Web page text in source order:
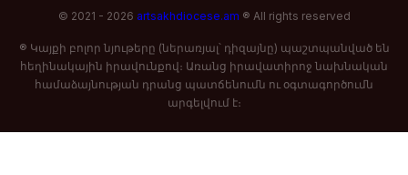
© 2021 - 2026 artsakhdiocese.am ® All rights reserved
® Կայքի բոլոր նյութերը (ներառյալ՝ դիզայնը) պաշտպանված են
հեղինակային իրավունքով։ Առանց իրավատիրոջ նախնական
համաձայնության դրանց պատճենումն ու օգտագործումն
արգելվում է։